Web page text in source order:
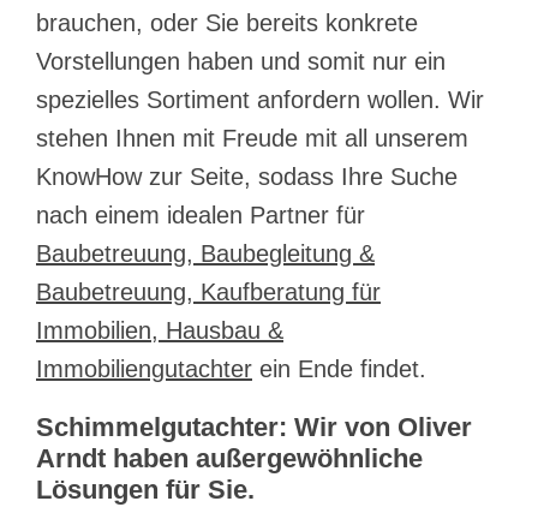
brauchen, oder Sie bereits konkrete
Vorstellungen haben und somit nur ein
spezielles Sortiment anfordern wollen. Wir
stehen Ihnen mit Freude mit all unserem
KnowHow zur Seite, sodass Ihre Suche
nach einem idealen Partner für
Baubetreuung, Baubegleitung &
Baubetreuung, Kaufberatung für
Immobilien, Hausbau &
Immobiliengutachter ein Ende findet.
Schimmelgutachter: Wir von Oliver
Arndt haben außergewöhnliche
Lösungen für Sie.